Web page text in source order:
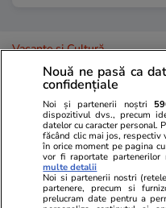
Vacanțe și Cultură
Care sunt lucrurile pe
uităm cel mai des
în concediu
Nouă ne pasă ca
confidențiale
Noi și partenerii noștri
dispozitivul dvs., precum
datelor cu caracter personal.
făcând clic mai jos,
în orice moment pe pagina
vor fi raportate
multe detalii
Noi si partenerii nostri
partenere, precum si
prelucram date pentru a